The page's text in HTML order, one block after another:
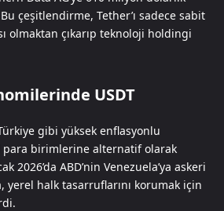
çeşitlendirme, Tether’ı sadece sabit
olmaktan çıkarıp teknoloji holdingi
USDT
gibi yüksek enflasyonlu
para birimlerine alternatif olarak
2026’da ABD’nin Venezuela’ya askeri
yerel halk tasarruflarını korumak için